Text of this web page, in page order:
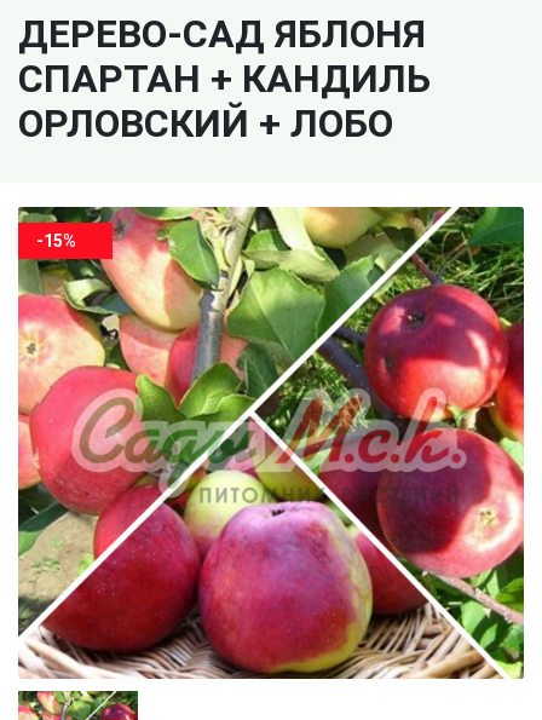
ДЕРЕВО-САД ЯБЛОНЯ
СПАРТАН + КАНДИЛЬ
ОРЛОВСКИЙ + ЛОБО
-15%